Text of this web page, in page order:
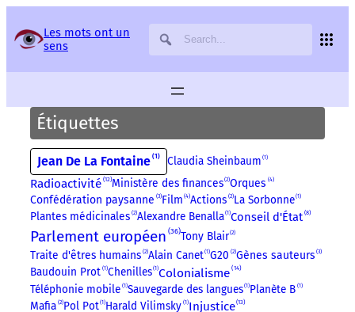
Les mots ont un
sens
Étiquettes
Jean De La Fontaine 1 Claudia Sheinbaum 1
Radioactivité 12 Ministère des finances 2 Orques 4
Confédération paysanne 3 Film 4 Actions 2 La Sorbonne 1
Plantes médicinales 2 Alexandre Benalla 1 Conseil d'État 8
Parlement européen 36 Tony Blair 2
Traite d'êtres humains 2 Alain Canet 1 G20 2 Gènes sauteurs 3
Baudouin Prot 1 Chenilles 1 Colonialisme 14
Téléphonie mobile 1 Sauvegarde des langues 1 Planète B 1
Mafia 2 Pol Pot 1 Harald Vilimsky 1 Injustice 13
Panneau de gestion des services